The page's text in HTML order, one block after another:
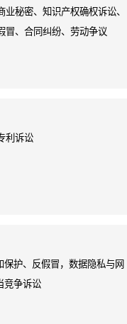
秘密、知识产权确权诉讼、
冒、合同纠纷、劳动争议
利诉讼
保护、反假冒，数据隐私与网
竞争诉讼